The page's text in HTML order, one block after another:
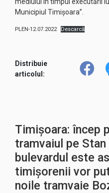
Municipiul Timișoara”.
PLEN-12.07.2022 Descarcă
Distribuie
articolul:
Timișoara: încep
tramvaiul pe
bulevardul este
timișorenii vor
noile tramvaie